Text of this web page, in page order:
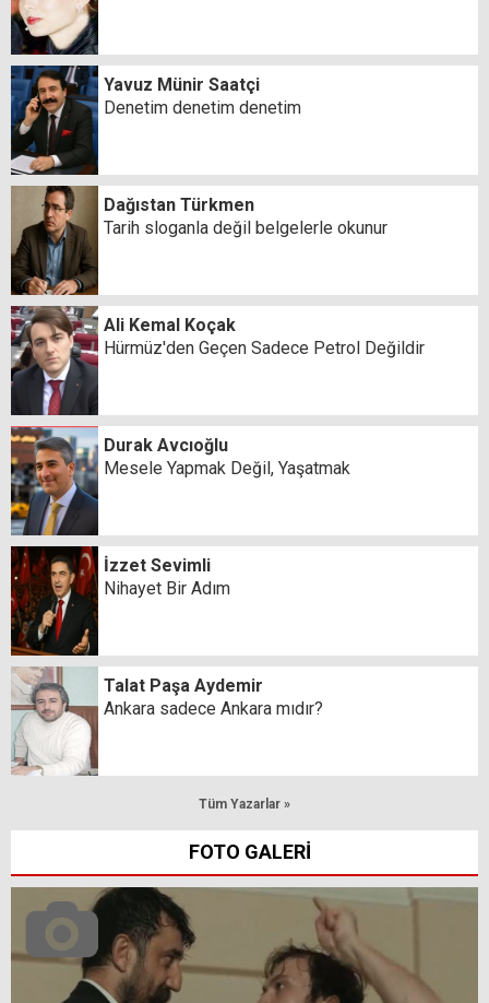
Yavuz Münir Saatçi
Denetim denetim denetim
Dağıstan Türkmen
Tarih sloganla değil belgelerle okunur
Ali Kemal Koçak
Hürmüz'den Geçen Sadece Petrol Değildir
Durak Avcıoğlu
Mesele Yapmak Değil, Yaşatmak
İzzet Sevimli
Nihayet Bir Adım
Talat Paşa Aydemir
Ankara sadece Ankara mıdır?
Tüm Yazarlar »
FOTO GALERİ